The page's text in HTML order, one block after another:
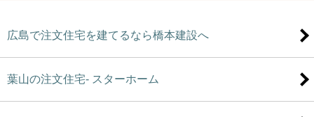
広島で注文住宅を建てるなら橋本建設へ
葉山の注文住宅- スターホーム